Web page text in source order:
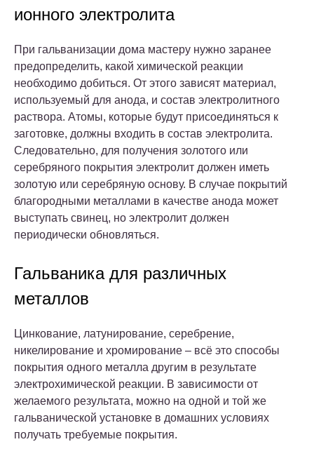
ионного электролита
При гальванизации дома мастеру нужно заранее
предопределить, какой химической реакции
необходимо добиться. От этого зависят материал,
используемый для анода, и состав электролитного
раствора. Атомы, которые будут присоединяться к
заготовке, должны входить в состав электролита.
Следовательно, для получения золотого или
серебряного покрытия электролит должен иметь
золотую или серебряную основу. В случае покрытий
благородными металлами в качестве анода может
выступать свинец, но электролит должен
периодически обновляться.
Гальваника для различных
металлов
Цинкование, латунирование, серебрение,
никелирование и хромирование – всё это способы
покрытия одного металла другим в результате
электрохимической реакции. В зависимости от
желаемого результата, можно на одной и той же
гальванической установке в домашних условиях
получать требуемые покрытия.